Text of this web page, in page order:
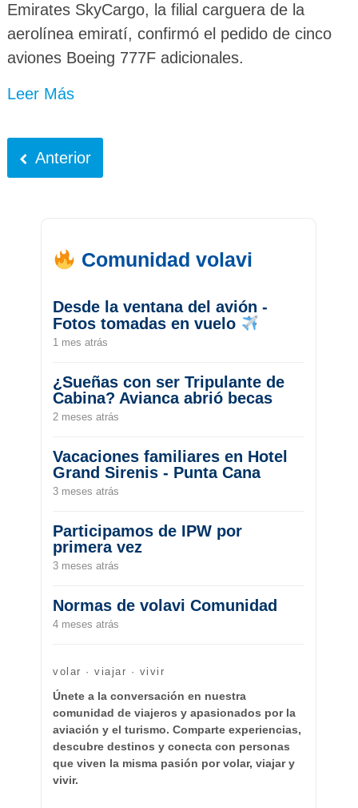
Emirates SkyCargo, la filial carguera de la
aerolínea emiratí, confirmó el pedido de cinco
aviones Boeing 777F adicionales.
Leer Más
Anterior
Comunidad volavi
Desde la ventana del avión -
Fotos tomadas en vuelo
1 mes atrás
¿Sueñas con ser Tripulante de
Cabina? Avianca abrió becas
2 meses atrás
Vacaciones familiares en Hotel
Grand Sirenis - Punta Cana
3 meses atrás
Participamos de IPW por
primera vez
3 meses atrás
Normas de volavi Comunidad
4 meses atrás
volar · viajar · vivir
Únete a la conversación en nuestra
comunidad de viajeros y apasionados por la
aviación y el turismo. Comparte experiencias,
descubre destinos y conecta con personas
que viven la misma pasión por volar, viajar y
vivir.